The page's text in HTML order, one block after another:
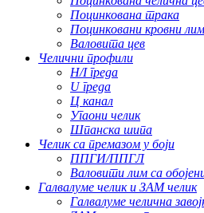
Поцинкована трака
Поцинковани кровни лим
Валовита цев
Челични профили
H/I греда
U греда
Ц канал
Угаони челик
Шпанска шипа
Челик са премазом у боји
ППГИ/ППГЛ
Валовити лим са
Галвалуме челик и ЗАМ челик
Галвалуме челична